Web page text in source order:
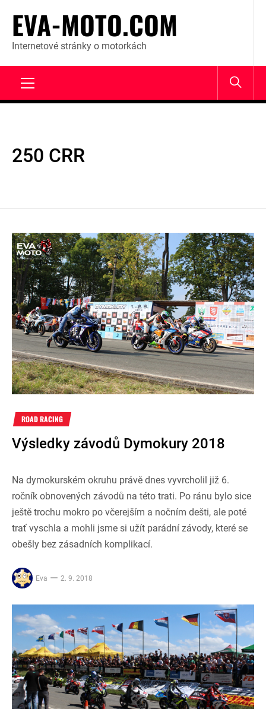
content
EVA-MOTO.COM
Internetové stránky o motorkách
250 CRR
ROAD RACING
Výsledky závodů Dymokury 2018
Na dymokurském okruhu právě dnes vyvrcholil již 6.
ročník obnovených závodů na této trati. Po ránu bylo sice
ještě trochu mokro po včerejším a nočním dešti, ale poté
trať vyschla a mohli jsme si užít parádní závody, které se
obešly bez zásadních komplikací.
Eva 2. 9. 2018